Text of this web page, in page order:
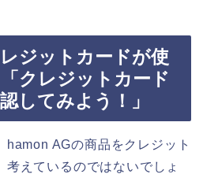
ジットカードが使
クレジットカード
してみよう！」
hamon AGの商品をクレジット
考えているのではないでしょ